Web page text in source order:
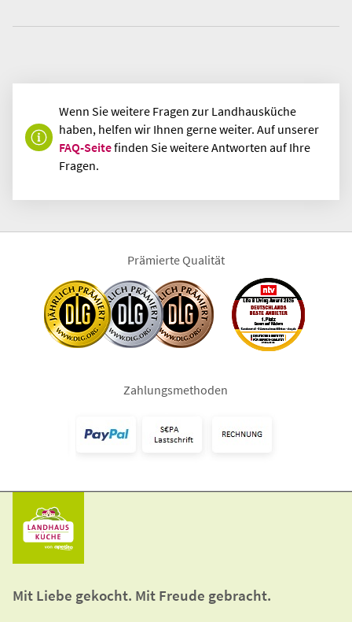
Wenn Sie weitere Fragen zur Landhausküche
haben, helfen wir Ihnen gerne weiter. Auf unserer
FAQ-Seitefinden Sie weitere Antworten auf Ihre
Fragen.
Prämierte Qualität
Zahlungsmethoden
Mit Liebe gekocht. Mit Freude gebracht.